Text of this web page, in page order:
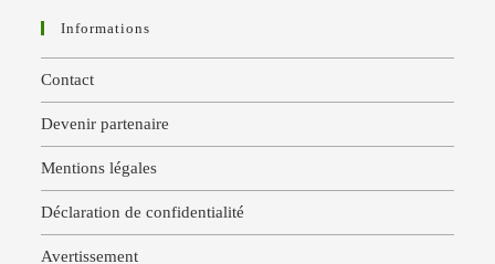
Informations
Contact
Devenir partenaire
Mentions légales
Déclaration de confidentialité
Avertissement